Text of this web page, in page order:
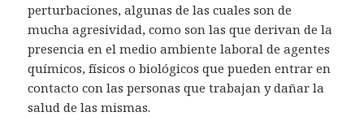
perturbaciones, algunas de las cuales son de
mucha agresividad, como son las que derivan de la
presencia en el medio ambiente laboral de agentes
químicos, físicos o biológicos que pueden entrar en
contacto con las personas que trabajan y dañar la
salud de las mismas.